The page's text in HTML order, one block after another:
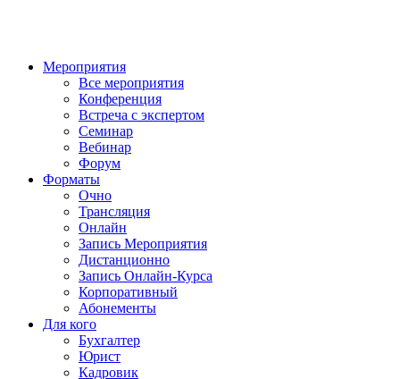
Мероприятия
Все мероприятия
Конференция
Встреча с экспертом
Семинар
Вебинар
Форум
Форматы
Очно
Трансляция
Онлайн
Запись Мероприятия
Дистанционно
Запись Онлайн-Курса
Корпоративный
Абонементы
Для кого
Бухгалтер
Юрист
Кадровик